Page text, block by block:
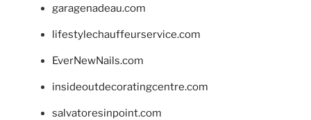
garagenadeau.com
lifestylechauffeurservice.com
EverNewNails.com
insideoutdecoratingcentre.com
salvatoresinpoint.com